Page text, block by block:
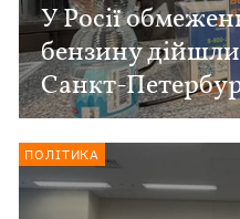
У Росії
бензину
Санкт-
ПОЛІТИКА